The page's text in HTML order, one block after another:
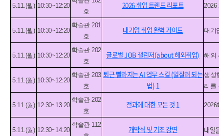
5.11.(월) 10:30~12:20
호
2026 취업 트렌드 리포트
5.11.(월) 10:30~12:20
학술관 201
호
대기업 취업 완벽 가이드 대기
5.11.(월) 10:30~12:20
학술관 202
호
글로벌 JOB 챌린저(about 해외취업) 해외
5.11.(월) 10:30~12:20
학술관 203
호
퇴근 빨라지는 AI 업무 스킬 (일잘러 되는
법) 1
생성
리를
5.11.(월) 12:30~13:20
학술관 202
호
전과에 대한 모든 것 1
5.11.(월) 12:30~14:20
학술관 112
개막식 및 기조 강연 내일